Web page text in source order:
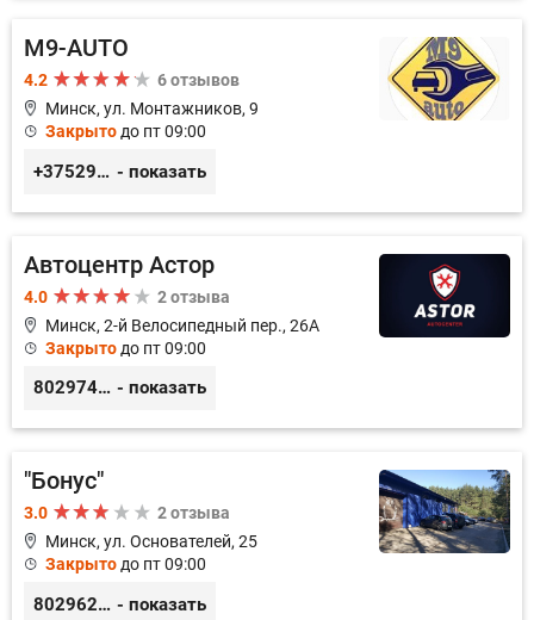
M9-AUTO
4.2
6 отзывов
Минск, ул. Монтажников, 9
Закрытодо пт 09:00
+375299395764 - показать
Автоцентр Астор
4.0
2 отзыва
Минск, 2-й Велосипедный пер., 26А
Закрыто до пт 09:00
80297417788 - показать
"Бонус"
3.0
2 отзыва
Минск, ул. Основателей, 25
Закрытодо пт 09:00
80296238800 - показать